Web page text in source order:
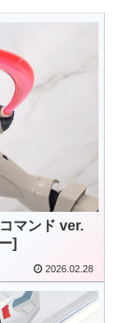
マンド ver.
]
2026.02.28